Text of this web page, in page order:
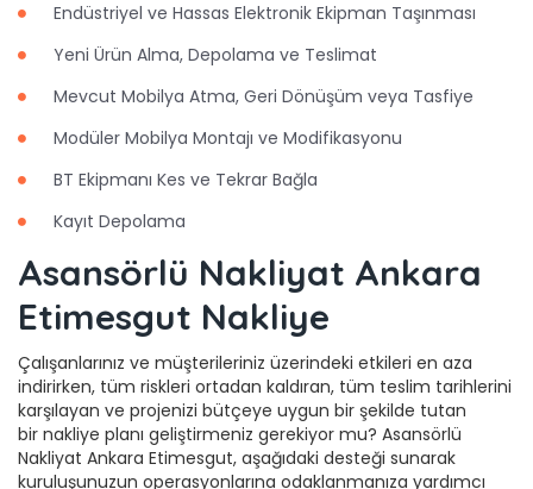
Endüstriyel ve Hassas Elektronik Ekipman Taşınması
Yeni Ürün Alma, Depolama ve Teslimat
Mevcut Mobilya Atma, Geri Dönüşüm veya Tasfiye
Modüler Mobilya Montajı ve Modifikasyonu
BT Ekipmanı Kes ve Tekrar Bağla
Kayıt Depolama
Asansörlü Nakliyat Ankara
Etimesgut Nakliye
Çalışanlarınız ve müşterileriniz üzerindeki etkileri en aza
indirirken, tüm riskleri ortadan kaldıran, tüm teslim tarihlerini
karşılayan ve projenizi bütçeye uygun bir şekilde tutan
bir nakliye planı geliştirmeniz gerekiyor mu? Asansörlü
Nakliyat Ankara Etimesgut, aşağıdaki desteği sunarak
kuruluşunuzun operasyonlarına odaklanmanıza yardımcı